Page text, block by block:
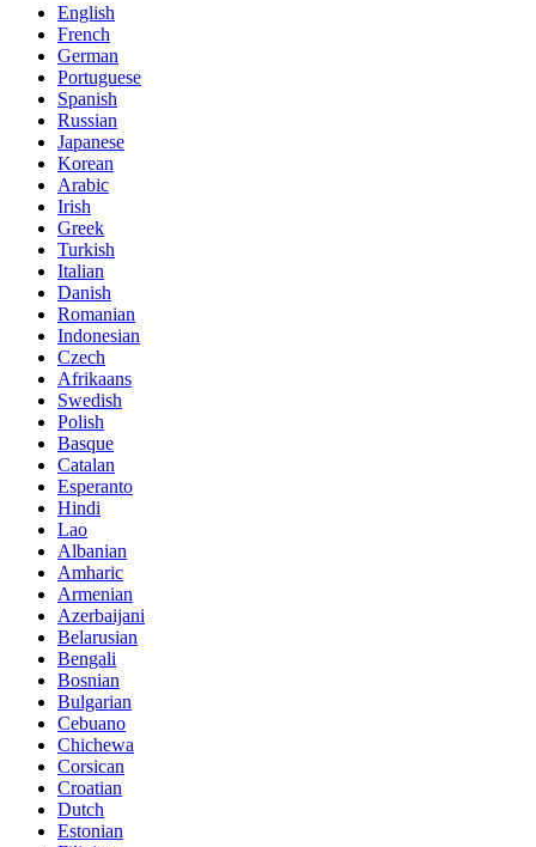
English
French
German
Portuguese
Spanish
Russian
Japanese
Korean
Arabic
Irish
Greek
Turkish
Italian
Danish
Romanian
Indonesian
Czech
Afrikaans
Swedish
Polish
Basque
Catalan
Esperanto
Hindi
Lao
Albanian
Amharic
Armenian
Azerbaijani
Belarusian
Bengali
Bosnian
Bulgarian
Cebuano
Chichewa
Corsican
Croatian
Dutch
Estonian